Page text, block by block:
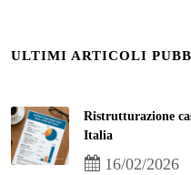
ULTIMI ARTICOLI
Ristrutturazione
Italia
16/02/2026